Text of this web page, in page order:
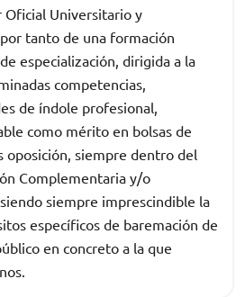
Oficial Universitario y
tanto de una formación
especialización, dirigida a la
competencias,
de índole profesional,
como mérito en bolsas de
oposición, siempre dentro del
Complementaria y/o
siempre imprescindible la
específicos de baremación de
en concreto a la que